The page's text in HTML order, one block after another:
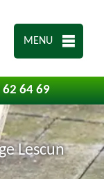
MENU
62 64 69
Lescun